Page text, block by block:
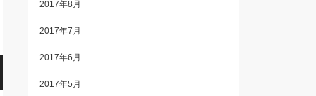
2017年8月
2017年7月
2017年6月
2017年5月